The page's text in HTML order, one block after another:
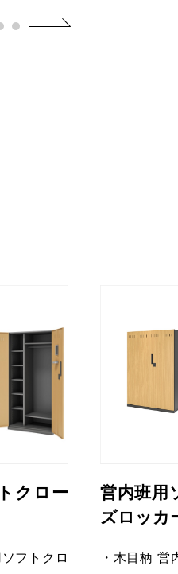
クロー
フトクロ
営内班用
ズロッカ
・木目柄 営